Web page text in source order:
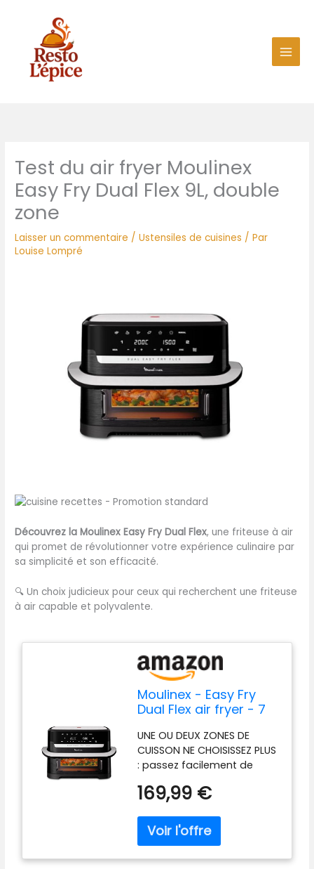
Test du air fryer Moulinex
Easy Fry Dual Flex 9L, double
zone
Laisser un commentaire /Ustensiles de cuisines / Par
Louise Lompré
Découvrez la Moulinex Easy Fry Dual Flex, une friteuse à air
qui promet de révolutionner votre expérience culinaire par
sa simplicité et son efficacité.
🔍 Un choix judicieux pour ceux qui recherchent une friteuse
à air capable et polyvalente.
Moulinex - Easy Fry
Dual Flex air fryer - 7
Noir
UNE OU DEUX ZONES DE
CUISSON NE CHOISISSEZ PLUS
: passez facilement de
seule méga zone (9L)
amovible MEGA ZONE DE 9L:
contenance parfaite pour
169,99 €